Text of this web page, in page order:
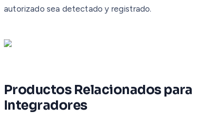
autorizado sea detectado y registrado.
Productos Relacionados para
Integradores